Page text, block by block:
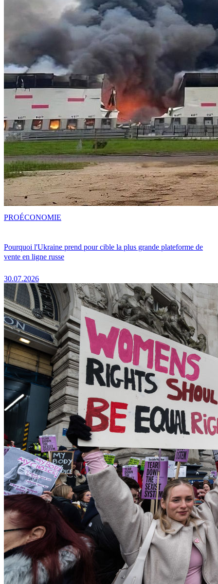
Pourquoi l'Ukraine prend pour cible la plus grande plateforme de
vente en ligne russe
30.07.2026
PROÉCONOMIE